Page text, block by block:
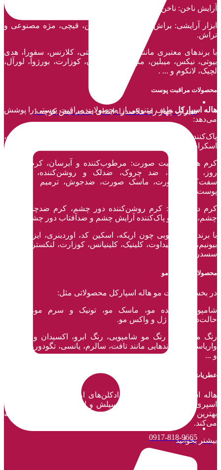
آرایش ناخن: ناخن مصنوعی، لاک ناحن، لاک پاک‌کن، مراقبت ناخن.
ابزار آرایشی: براش و پد آرایشی، موچین، قیچی، مژه مصنوعی و
تراش.
با برند‌های معتبری مانند آرکانسیل، اترنیتی، کلارنس، سفورا، هدی
بیوتی، نیکس، میبلین، منهتن، بابی براون، کوزارت، بورژوآ، لورآل،
لچیک، لانکوم و ... .
محصولات مراقبت پوست
هاله اسپارکل طیف متنوعی از محصولات مراقبت پوستی را پوشش
می‌دهد:
پاک‌کننده ‌های صورت: آرایش پاک‌کن و میسلار واتر، شوینده صوزت،
اسکراب و لایه بردار، تونر صورت، پد آرایش پاک کن.
کرم های مراقبت صورت: مرطوب‌کننده و آبرسان، کرم شب و
روز، ضدآفتاب، ضد چروک، ضدلک و روشن‌کننده، لیفت و
سفت‌کننده صورت، ماسک صورت، ضدجوش، ترمیم بازسازی
پوست.
کرم دور چشم: کرم روشن‌کننده دور چشم، کرم ضدچروک دور
چشم، شوینده و پاک‌کننده آرایش چشم و ضدآفتاب دور چشم.
با برند‌های محبوبی چون اریکه، اسکین کد، اوردینری، ایزدین،سین
بیونیم، کدلی، فیداوت، کلینیک، کلینیانس، کوزارت، لنکستر، ویتالیر،
سسدرما و ... .
محصولات مراقبت مو
در بخش مراقبت مو هاله اسپارکل محصولاتی مثل:
شامپو، نرم‌کننده مو، ماسک مو، تونیک و سرم مو، اسپری
حالت‌دهنده مو، ژل و واکس مو.
رنگ مو تیوپی، رنگ مو شامپویی، رنگ ابرو، اکسیدان و دکلره و
واریاسیون با برند‌هایی مانند تافت، سالرم، یانسی، تگودور، اسپانول
و ...
عطریات
هاله اسپارکل بهترین عطر و ادکلن‌های اورجینال زنانه و مردانه،
اسپری بدن، دئودورانت، بادی اسپلش و انواع عطر‌های جیبی را با
بهترین کیفیت، قیمت و برندهای معروف و معتبر جهان عرضه
می‌کند.
بیشتر بخوانید
شیراز، چهار راه ملاصدرا، ابتدای بعثت، نبش کوچه 1
0917-818-9665